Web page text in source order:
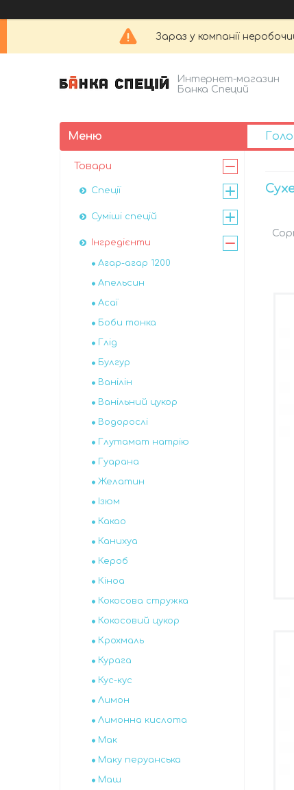
Зараз у компанії
Интернет-магазин
Банка Специй
Товари
Спеції
Суміші спецій
Інгредієнти
Агар-агар 1200
Апельсин
Асаї
Боби тонка
Глід
Булгур
Ванілін
Ванільний цукор
Водорослі
Глутамат натрію
Гуарана
Желатин
Ізюм
Какао
Канихуа
Кероб
Кіноа
Кокосова стружка
Кокосовий цукор
Крохмаль
Курага
Кус-кус
Лимон
Лимонна кислота
Мак
Маку перуанська
Маш